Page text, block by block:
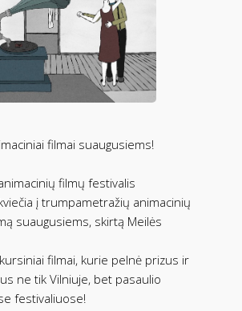
filmai suaugusiems!
filmų festivalis
į trumpametražių animacinių
suaugusiems, skirtą Meilės
filmai, kurie pelnė prizus ir
ne tik Vilniuje, bet pasaulio
festivaliuose!